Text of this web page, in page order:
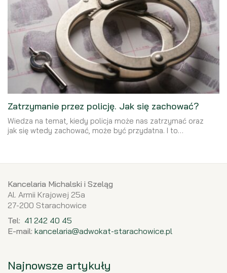
Zatrzymanie przez policję. Jak się zachować?
Wiedza na temat, kiedy policja może nas zatrzymać oraz
jak się wtedy zachować, może być przydatna. I to…
Kancelaria Michalski i Szeląg
Al. Armii Krajowej 25a
27-200 Starachowice
Tel: 41 242 40 45
E-mail: kancelaria@adwokat-starachowice.pl
Najnowsze artykuły